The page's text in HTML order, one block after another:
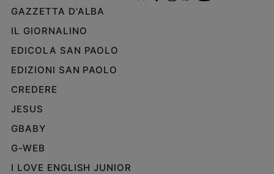
GAZZETTA D'ALBA
IL GIORNALINO
EDICOLA SAN PAOLO
EDIZIONI SAN PAOLO
CREDERE
JESUS
GBABY
G-WEB
I LOVE ENGLISH JUNIOR